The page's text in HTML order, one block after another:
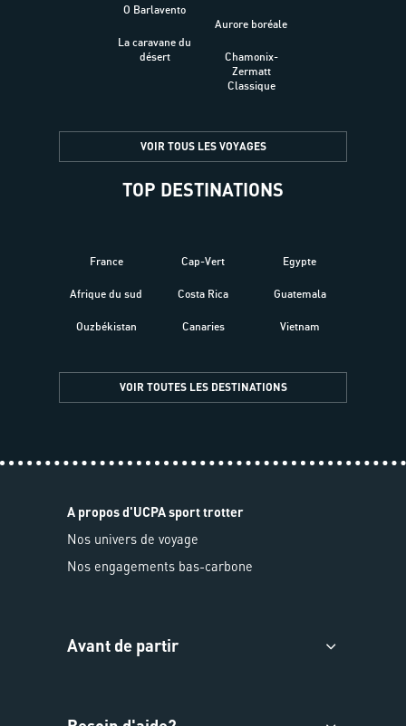
O Barlavento
La caravane du
désert
Aurore boréale
Chamonix-
Zermatt
Classique
VOIR TOUS LES VOYAGES
TOP DESTINATIONS
France
Afrique du sud
Ouzbékistan
Cap-Vert
Costa Rica
Canaries
Egypte
Guatemala
Vietnam
VOIR TOUTES LES DESTINATIONS
A propos d'UCPA sport trotter
Nos univers de voyage
Nos engagements bas-carbone
Avant de partir